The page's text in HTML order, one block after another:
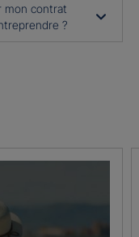
mon contrat
?